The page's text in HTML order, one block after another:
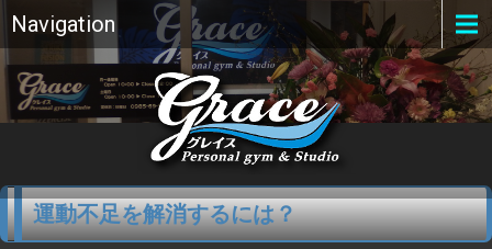
Navigation
運動不足を解消するには？